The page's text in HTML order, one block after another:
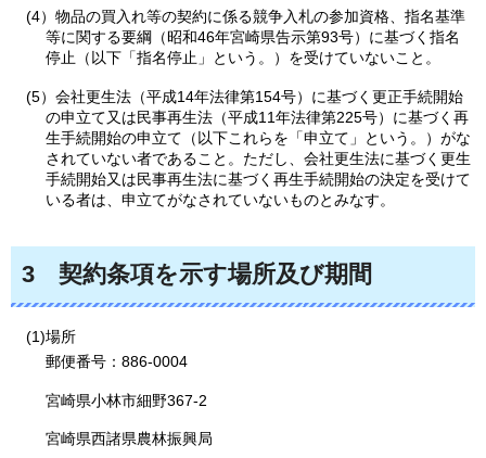
(4）物品の買入れ等の契約に係る競争入札の参加資格、指名基準
等に関する要綱（昭和46年宮崎県告示第93号）に基づく指名
停止（以下「指名停止」という。）を受けていないこと。
(5）会社更生法（平成14年法律第154号）に基づく更正手続開始
の申立て又は民事再生法（平成11年法律第225号）に基づく再
生手続開始の申立て（以下これらを「申立て」という。）がな
されていない者であること。ただし、会社更生法に基づく更生
手続開始又は民事再生法に基づく再生手続開始の決定を受けて
いる者は、申立てがなされていないものとみなす。
3 契約条項を示す場所及び期間
(1)場所
郵便番号：886-0004
宮崎県小林市細野367-2
宮崎県西諸県農林振興局